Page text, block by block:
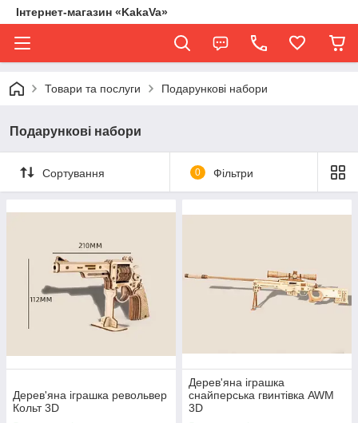
Інтернет-магазин «KakaVa»
Товари та послуги Подарункові набори
Подарункові набори
Сортування 0 Фільтри
Дерев'яна іграшка револьвер
Кольт 3D
Дерев'яна іграшка
снайперська гвинтівка AWM
3D